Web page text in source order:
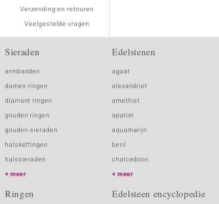
Verzending en retouren
Veelgestelde vragen
Sieraden
armbanden
dames ringen
diamant ringen
gouden ringen
gouden sieraden
halskettingen
halssieraden
meer
Edelstenen
agaat
alexandriet
amethist
apatiet
aquamarijn
beril
chalcedoon
meer
Ringen Edelsteen encyclopedie